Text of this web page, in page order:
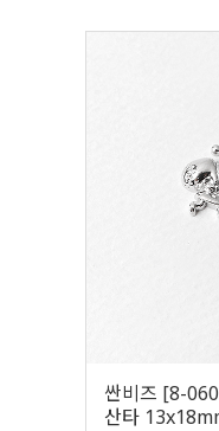
싼비즈 [8-
산타